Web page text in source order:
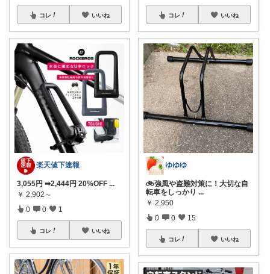
コレ いいね
楽天値下速報
3,055円 ➡2,444円 20%OFF ...
￥ 2,902～
0 0 1
コレ いいね
コレ いいね
ゆゆゆ
🚲強風や盗難対策に！大切な自
転車をしっかり ...
￥ 2,950
0 0 15
コレ いいね